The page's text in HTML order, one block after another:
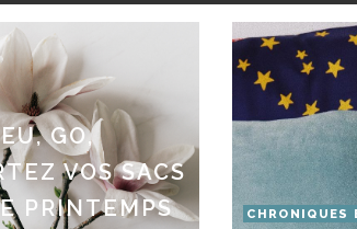
GO,
VOS SACS
PRINTEMPS
CHRONIQUES